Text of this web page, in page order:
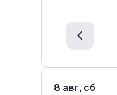
8 авг, сб